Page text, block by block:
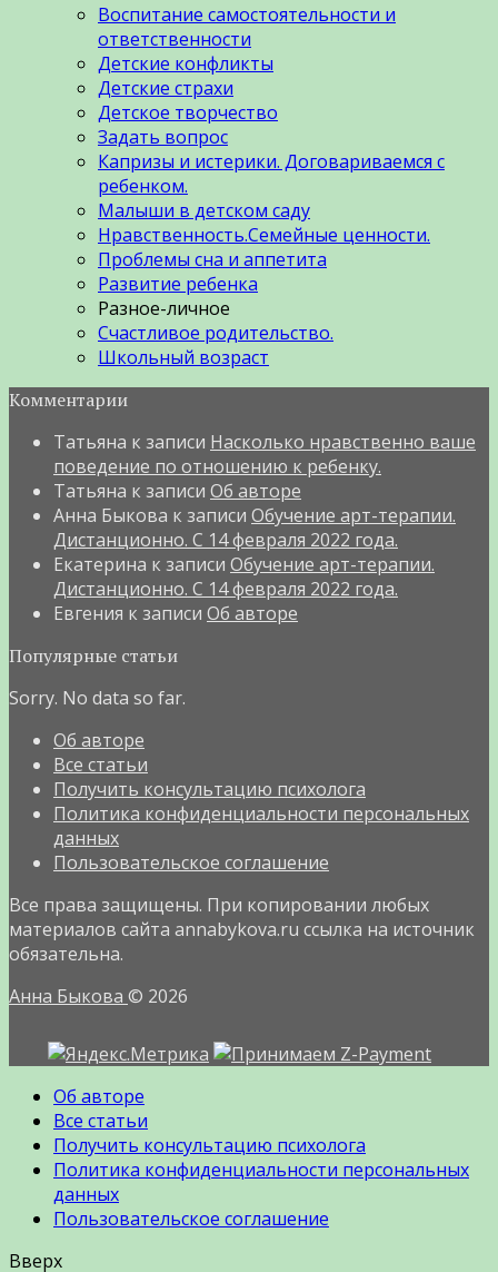
Воспитание самостоятельности и
ответственности
Детские конфликты
Детские страхи
Детское творчество
Задать вопрос
Капризы и истерики. Договариваемся с
ребенком.
Малыши в детском саду
Нравственность.Семейные ценности.
Проблемы сна и аппетита
Развитие ребенка
Разное-личное
Счастливое родительство.
Школьный возраст
Комментарии
Татьяна к записи Насколько нравственно ваше
поведение по отношению к ребенку.
Татьяна к записи Об авторе
Анна Быкова к записи Обучение арт-терапии.
Дистанционно. С 14 февраля 2022 года.
Екатерина к записи Обучение арт-терапии.
Дистанционно. С 14 февраля 2022 года.
Евгения к записи Об авторе
Популярные статьи
Sorry. No data so far.
Об авторе
Все статьи
Получить консультацию психолога
Политика конфиденциальности персональных
данных
Пользовательское соглашение
Все права защищены. При копировании любых
материалов сайта annabykova.ru ссылка на источник
обязательна.
Анна Быкова © 2026
Об авторе
Все статьи
Получить консультацию психолога
Политика конфиденциальности персональных
данных
Пользовательское соглашение
Вверх